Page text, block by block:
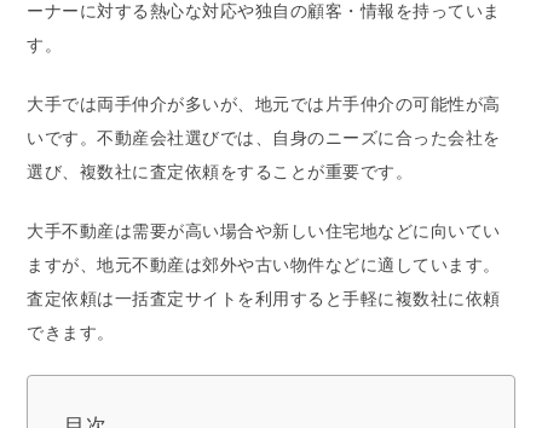
ーナーに対する熱心な対応や独自の顧客・情報を持っていま
す。
大手では両手仲介が多いが、地元では片手仲介の可能性が高
いです。不動産会社選びでは、自身のニーズに合った会社を
選び、複数社に査定依頼をすることが重要です。
大手不動産は需要が高い場合や新しい住宅地などに向いてい
ますが、地元不動産は郊外や古い物件などに適しています。
査定依頼は一括査定サイトを利用すると手軽に複数社に依頼
できます。